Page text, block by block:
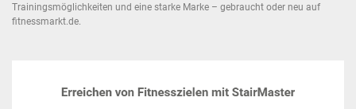
Trainingsmöglichkeiten und eine starke Marke – gebraucht oder neu auf
fitnessmarkt.de.